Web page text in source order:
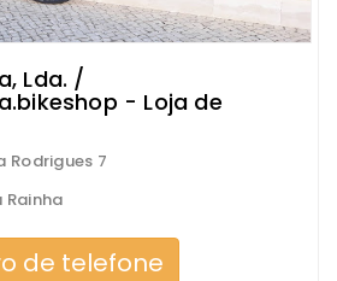
Lda. /
- Loja de
Rodrigues 7
de telefone